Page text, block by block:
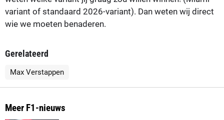
variant of standaard 2026-variant). Dan weten wij direct
wie we moeten benaderen.
Gerelateerd
Max Verstappen
Meer F1-nieuws